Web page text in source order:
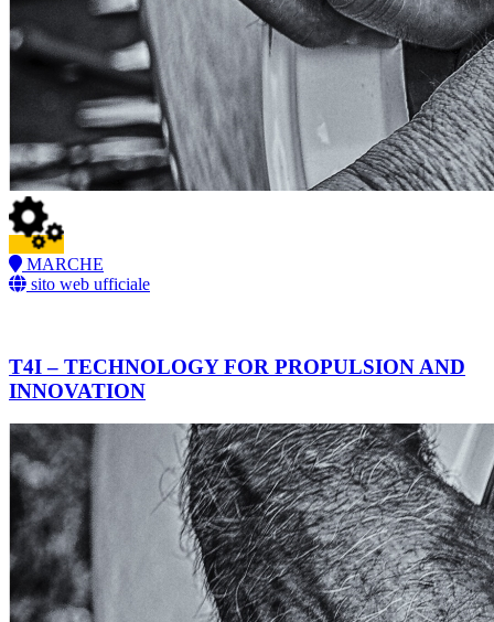
MARCHE
sito web ufficiale
T4I – TECHNOLOGY FOR PROPULSION AND
INNOVATION